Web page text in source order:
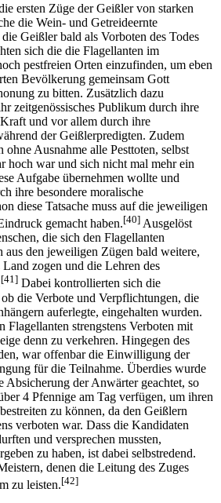
ersten Züge der Geißler von starken
die Wein- und Getreideernte
Geißler bald als Vorboten des Todes
sich die die Flagellanten im
pestfreien Orten einzufinden, um eben
Bevölkerung gemeinsam Gott
zu bitten. Zusätzlich dazu
zeitgenössisches Publikum durch ihre
und vor allem durch ihre
der Geißlerpredigten. Zudem
ohne Ausnahme alle Pesttoten, selbst
hoch war und sich nicht mal mehr ein
Aufgabe übernehmen wollte und
ihre besondere moralische
diese Tatsache muss auf die jeweiligen
gemacht haben.[40] Ausgelöst
die sich den Flagellanten
aus den jeweiligen Zügen bald weitere,
zogen und die Lehren des
[41] Dabei kontrollierten sich die
die Verbote und Verpflichtungen, die
auferlegte, eingehalten wurden.
Flagellanten strengstens Verboten mit
denn zu verkehren. Hingegen des
war offenbar die Einwilligung der
für die Teilnahme. Überdies wurde
Absicherung der Anwärter geachtet, so
4 Pfennige am Tag verfügen, um ihren
zu können, da den Geißlern
verboten war. Dass die Kandidaten
und versprechen mussten,
zu haben, ist dabei selbstredend.
denen die Leitung des Zuges
zu leisten.[42]